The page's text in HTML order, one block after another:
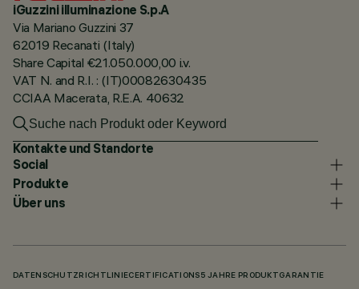
iGuzzini illuminazione S.p.A
Via Mariano Guzzini 37
62019 Recanati (Italy)
Share Capital €21.050.000,00 i.v.
VAT N. and R.I. : (IT)00082630435
CCIAA Macerata, R.E.A. 40632
Kontakte und Standorte
Social
Produkte
Über uns
DATENSCHUTZRICHTLINIECERTIFICATIONS 5 JAHRE PRODUKTGARANTIE